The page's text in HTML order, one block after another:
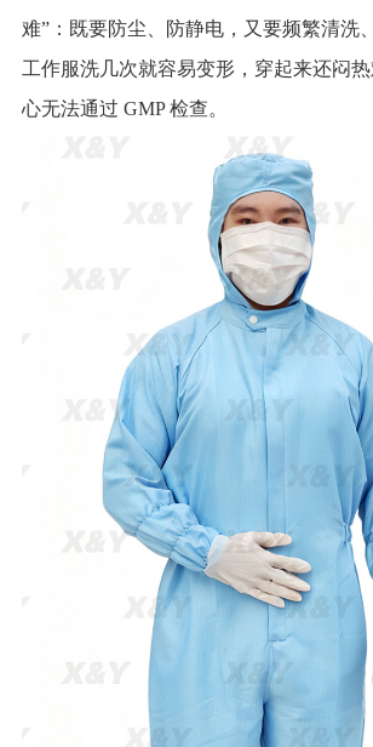
难”：既要防尘、防静电，又要频繁清洗
工作服洗几次就容易变形，穿起来还闷
心无法通过 GMP 检查。